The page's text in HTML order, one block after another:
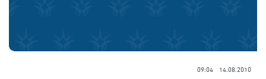
14.08.2010
09:04